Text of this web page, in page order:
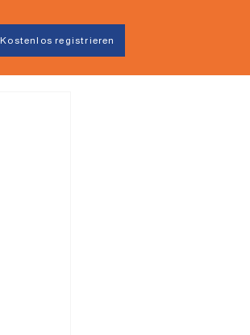
Kostenlos registrieren